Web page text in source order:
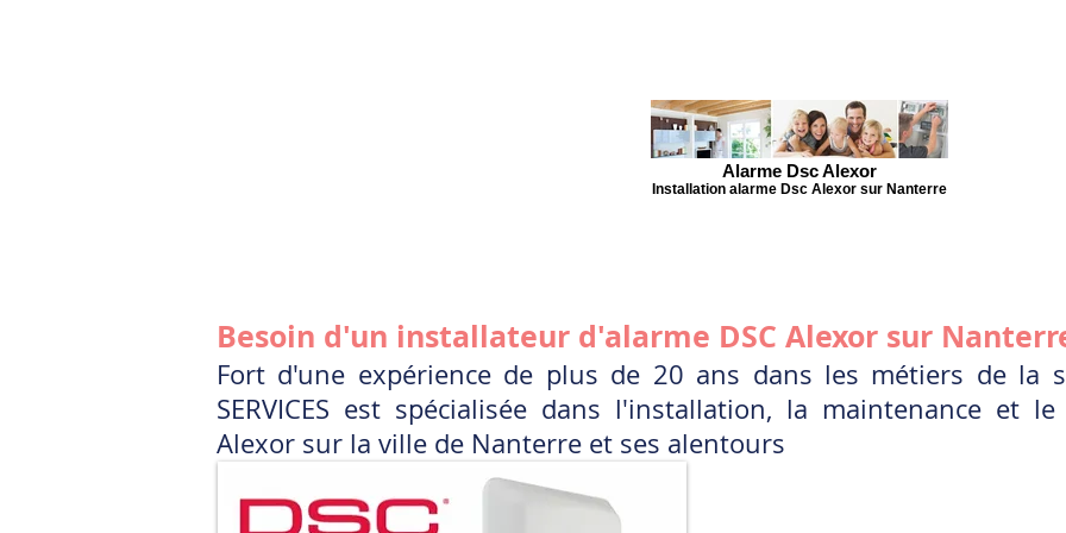
Alarme Dsc Alexor
Installation alarme Dsc Alexor sur Nanterre
Besoin d'un installateur d'alarme DSC Alexor sur
Fort d'une expérience de plus de 20 ans dans les métiers de la
SERVICES est spécialisée dans l'installation, la maintenance et
Alexor sur la ville de Nanterre et ses alentours